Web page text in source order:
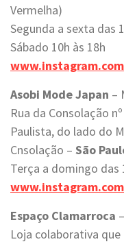
Vermelha)
Segunda a sexta das
Sábado 10h às 18h
Asobi Mode Japan –
Rua da Consolação
Paulista, do lado do
Cnsolação – São
Terça a domingo das
Espaço Clamarroca
Loja colaborativa